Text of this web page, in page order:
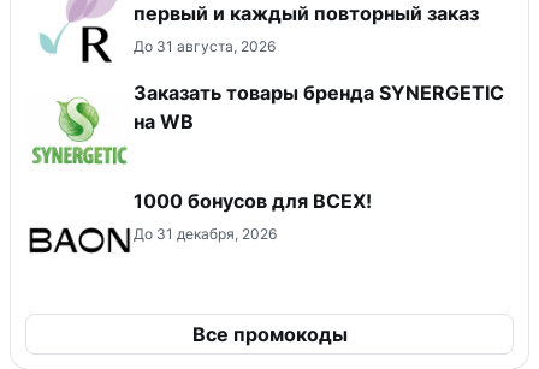
первый и каждый повторный заказ
До 31 августа, 2026
Заказать товары бренда SYNERGETIC
на WB
1000 бонусов для ВСЕХ!
До 31 декабря, 2026
Все промокоды